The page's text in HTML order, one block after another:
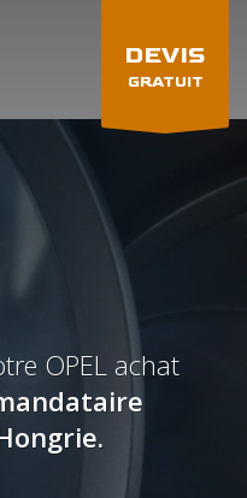
DEVIS
GRATUIT
OPEL achat